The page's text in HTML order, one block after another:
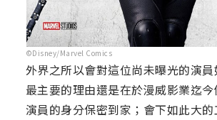
©Disney/Marvel Comics
外界之所以會對這位尚未曝光的演員
最主要的理由還是在於漫威影業迄
演員的身分保密到家；會下如此大的